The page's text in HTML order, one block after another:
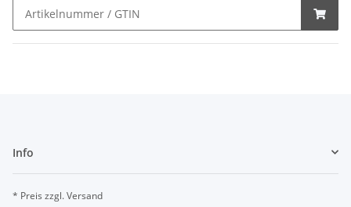
Info
* Preis zzgl. Versand